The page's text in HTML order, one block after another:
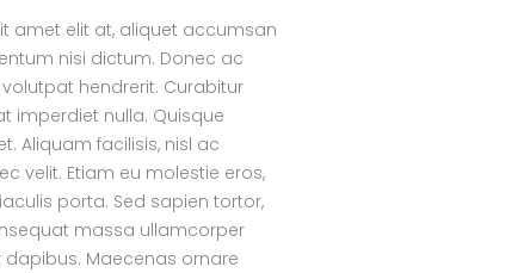
amet elit at, aliquet accumsan
nisi dictum. Donec ac
hendrerit. Curabitur
imperdiet nulla. Quisque
Aliquam facilisis, nisl ac
velit. Etiam eu molestie eros,
porta. Sed sapien tortor,
massa ullamcorper
Maecenas ornare